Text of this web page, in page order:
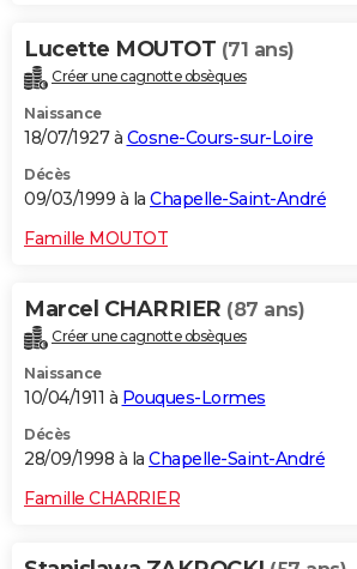
Lucette MOUTOT (71 ans)
Créer une cagnotte obsèques
Naissance
18/07/1927 à Cosne-Cours-sur-Loire
Décès
09/03/1999 à la Chapelle-Saint-André
Famille MOUTOT
Marcel CHARRIER (87 ans)
Créer une cagnotte obsèques
Naissance
10/04/1911 à Pouques-Lormes
Décès
28/09/1998 à la Chapelle-Saint-André
Famille CHARRIER